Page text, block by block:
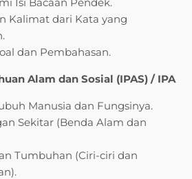
Kalimat dari Kata yang
dan Pembahasan.
Alam dan Sosial (IPAS) / IPA
Manusia dan Fungsinya.
Sekitar (Benda Alam dan
Tumbuhan (Ciri-ciri dan